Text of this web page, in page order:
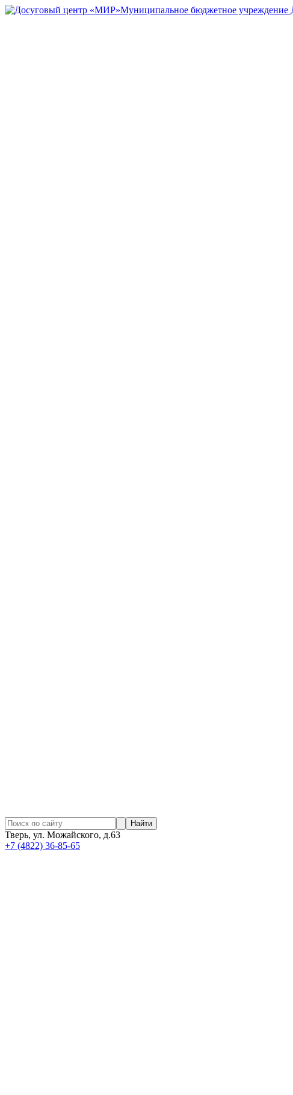
Муниципальное бюджетное учреждение
Найти
Тверь, ул. Можайского, д.63
+7 (4822) 36-85-65